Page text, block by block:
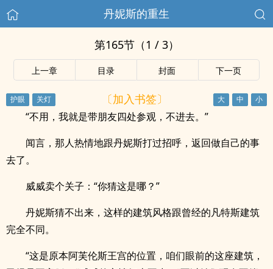
丹妮斯的重生
第165节（1 / 3）
上一章 目录 封面 下一页
〔加入书签〕
“不用，我就是带朋友四处参观，不进去。”
闻言，那人热情地跟丹妮斯打过招呼，返回做自己的事
去了。
威威卖个关子：“你猜这是哪？”
丹妮斯猜不出来，这样的建筑风格跟曾经的凡特斯建筑
完全不同。
“这是原本阿芙伦斯王宫的位置，咱们眼前的这座建筑，